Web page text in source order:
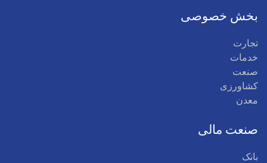
بخش خصوصی
تجارت
خدمات
صنعت
کشاورزی
معدن
صنعت مالی
بانک